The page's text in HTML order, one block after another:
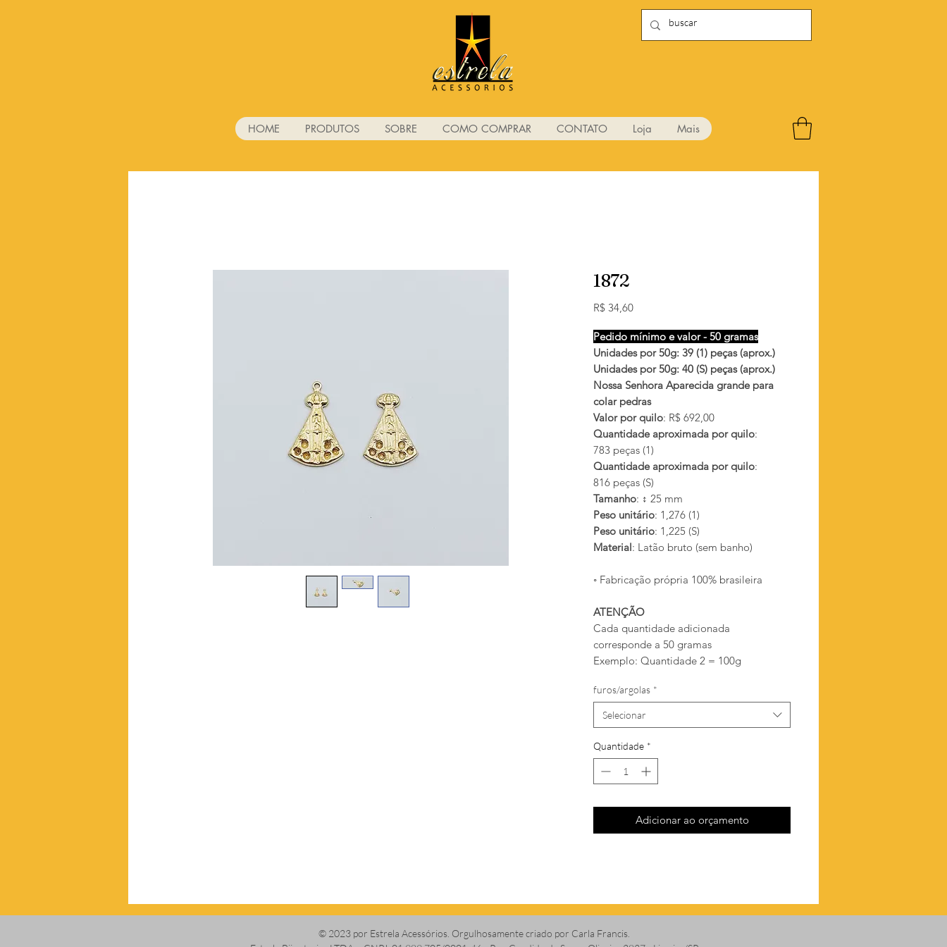
HOME PRODUTOS SOBRE COMO COMPRAR CONTATO Loja Mais
1872
R$ 34,60Preço
Pedido mínimo e valor - 50 gramas
Unidades por 50g: 39 (1) peças (aprox.)
Unidades por 50g: 40 (S) peças (aprox.)
Nossa Senhora Aparecida grande para
colar pedras
Valor por quilo: R$ 692,00
Quantidade aproximada por quilo:
783 peças (1)
Quantidade aproximada por quilo:
816 peças (S)
Tamanho: ↕ 25 mm
Peso unitário: 1,276 (1)
Peso unitário: 1,225 (S)
Material: Latão bruto (sem banho)
◦ Fabricação própria 100% brasileira
ATENÇÃO
Cada quantidade adicionada
corresponde a 50 gramas
Exemplo: Quantidade 2 = 100g
furos/argolas *
Selecionar
Quantidade *
Adicionar ao orçamento
© 2023 por Estrela Acessórios. Orgulhosamente criado por Carla Francis.